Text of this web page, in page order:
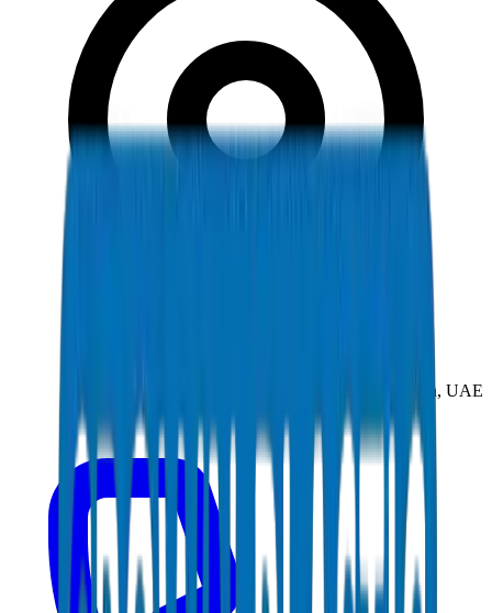
New Industrial Area, Umm Al Quwain, UAE